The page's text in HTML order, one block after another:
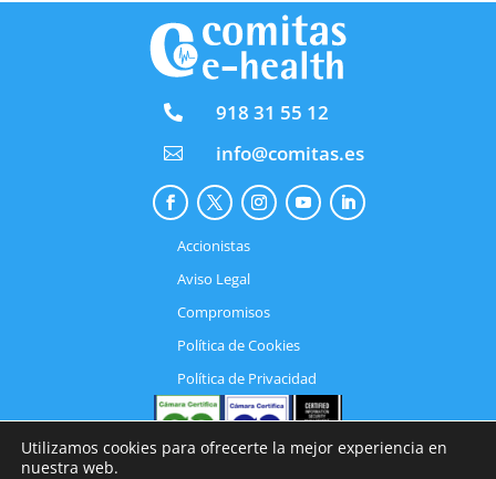
 918 31 55 12
 info@comitas.es
Accionistas
Aviso Legal
Compromisos
Política de Cookies
Política de Privacidad
Utilizamos cookies para ofrecerte la mejor experiencia en
nuestra web.